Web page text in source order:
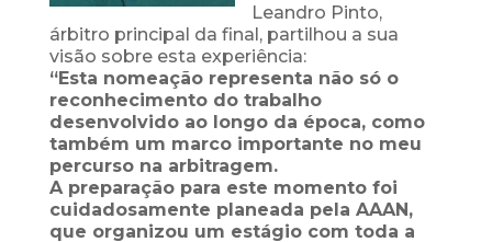
Leandro Pinto,
árbitro principal da final, partilhou a sua
visão sobre esta experiência:
“Esta nomeação representa não só o
reconhecimento do trabalho
desenvolvido ao longo da época, como
também um marco importante no meu
percurso na arbitragem.
A preparação para este momento foi
cuidadosamente planeada pela AAAN,
que organizou um estágio com toda a